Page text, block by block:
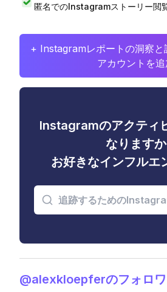
匿名でのInstagramストーリー閲
+ Instagramレポートの洞察と
アカウントを追
Instagramのアクティ
なりますか
お好きなインフルエ
@alexkloepferのフォロ